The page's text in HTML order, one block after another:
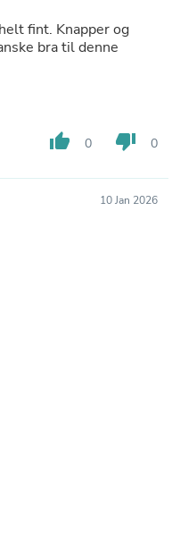
fint. Knapper og
bra til denne
thumb_up 0 thumb_down 0
10 Jan 2026